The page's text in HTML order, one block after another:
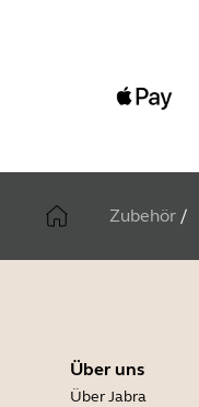
Zubehör /
Über uns
Über Jabra